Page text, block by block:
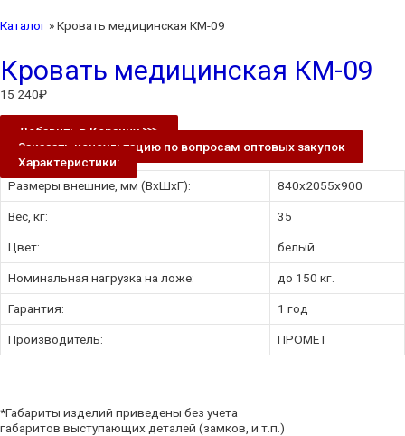
Каталог »Кровать медицинская КМ-09
Кровать медицинская КМ-09
15 240₽
Добавить в Корзину ⋙
Заказать консультацию по вопросам оптовых закупок
Характеристики:
Размеры внешние, мм (ВхШхГ):
840x2055x900
Вес, кг: 35
Цвет: белый
Номинальная нагрузка на ложе: до 150 кг.
Гарантия: 1 год
Производитель: ПРОМЕТ
*Габариты изделий приведены без учета
габаритов выступающих деталей (замков, и т.п.)